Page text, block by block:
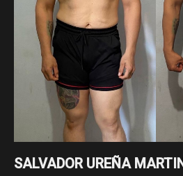
SALVADOR UREÑA